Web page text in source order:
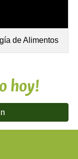
de Alimentos
hoy!